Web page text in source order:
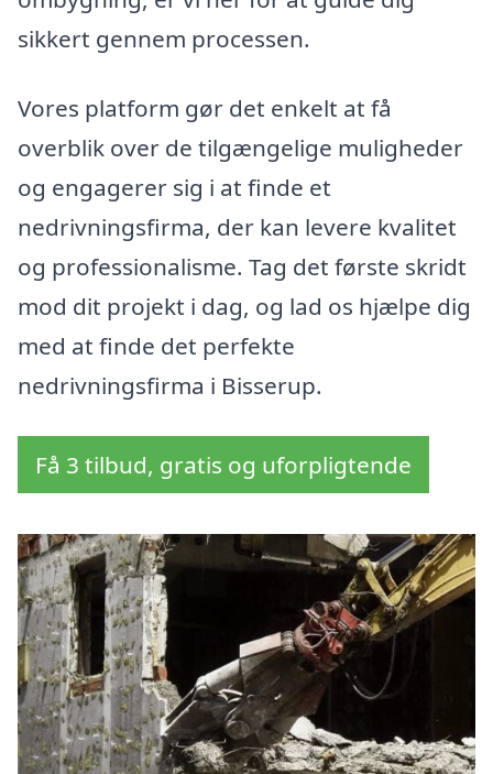
sikkert gennem processen.
Vores platform gør det enkelt at få
overblik over de tilgængelige muligheder
og engagerer sig i at finde et
nedrivningsfirma, der kan levere kvalitet
og professionalisme. Tag det første skridt
mod dit projekt i dag, og lad os hjælpe dig
med at finde det perfekte
nedrivningsfirma i Bisserup.
Få 3 tilbud, gratis og uforpligtende